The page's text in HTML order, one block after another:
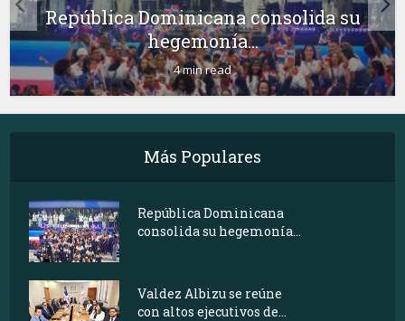
República Dominicana consolida su
hegemonía...
4 min read
Más Populares
República Dominicana
consolida su hegemonía...
Valdez Albizu se reúne
con altos ejecutivos de...